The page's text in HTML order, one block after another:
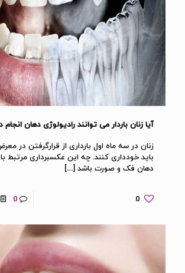
آیا زنان باردار می توانند رادیولوژی دهان انجام
زنان در سه ماه اول بارداری از قرارگرفتن در
باید خودداری کنند. چه این عکسبرداری مرتبط
دهان فک و صورت باشد […]
0
0